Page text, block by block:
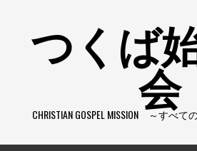
つくば
会
CHRISTIAN GOSPEL MISSION ～すべ